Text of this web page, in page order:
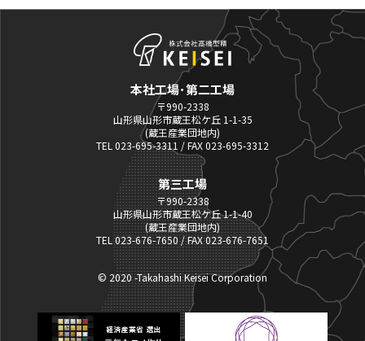
本社工場･第二工場
〒990-2338
山形県山形市蔵王松ケ丘 1-1-35
(蔵王産業団地内)
TEL 023-695-3311 / FAX 023-695-3312
第三工場
〒990-2338
山形県山形市蔵王松ケ丘 1-1-40
(蔵王産業団地内)
TEL 023-676-7650 / FAX 023-676-7651
© 2020 -Takahashi Keisei Corporation